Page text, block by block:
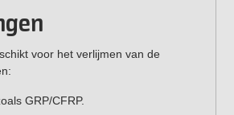
voor het verlijmen van de
GRP/CFRP.